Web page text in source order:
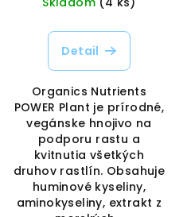
Detail
Organics Nutrients
POWER Plant je prírodné,
vegánske hnojivo na
podporu rastu a
kvitnutia všetkých
druhov rastlín. Obsahuje
huminové kyseliny,
aminokyseliny, extrakt z